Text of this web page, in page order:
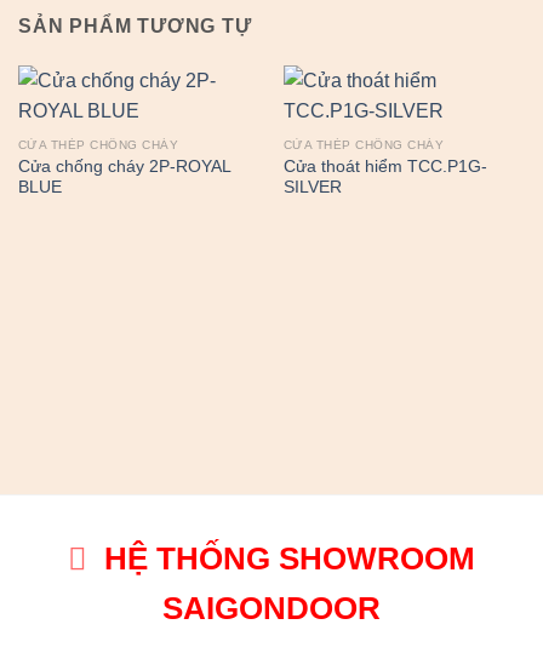
SẢN PHẨM TƯƠNG TỰ
CỬA THÉP CHỐNG CHÁY
Cửa chống cháy 2P-ROYAL
BLUE
CỬA THÉP CHỐNG CHÁY
Cửa thoát hiểm TCC.P1G-
SILVER
HỆ THỐNG SHOWROOM
SAIGONDOOR